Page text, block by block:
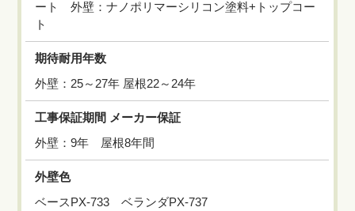
ート 外壁：ナノポリマーシリコン塗料+トップコー
ト
期待耐用年数
外壁：25～27年 屋根22～24年
工事保証期間 メーカー保証
外壁：9年 屋根8年間
外壁色
ベースPX-733 ベランダPX-737